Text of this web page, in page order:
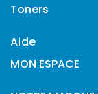
Toners
Aide
MON ESPACE